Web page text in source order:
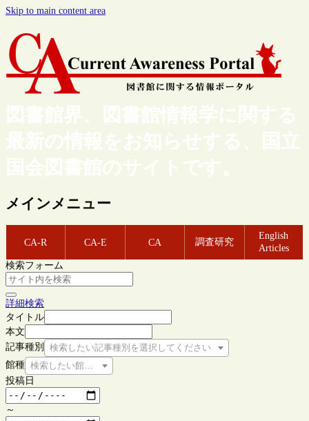
Skip to main content area
図書館界、図書館情報学に関する
最新の情報をお知らせする、国立
国会図書館のサイトです。
メインメニュー
CA-R CA-E CA 調査研究
English
Articles
検索フォーム
詳細検索
タイトル
本文
記事種別
検索したい記事種別を選択してください
館種 検索したい館種を選択してください
投稿日
～